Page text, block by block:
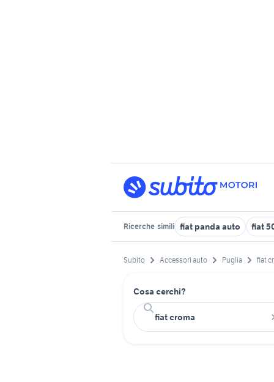
Ricerche simili fiat panda auto fiat
Subito Accessori auto Puglia fiat
Cosa cerchi?